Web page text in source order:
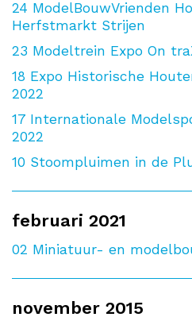
24 ModelBouwVrienden
Herfstmarkt Strijen
23 Modeltrein Expo On
18 Expo Historische
2022
17 Internationale
2022
10 Stoompluimen in de
februari 2021
02 Miniatuur- en
november 2015